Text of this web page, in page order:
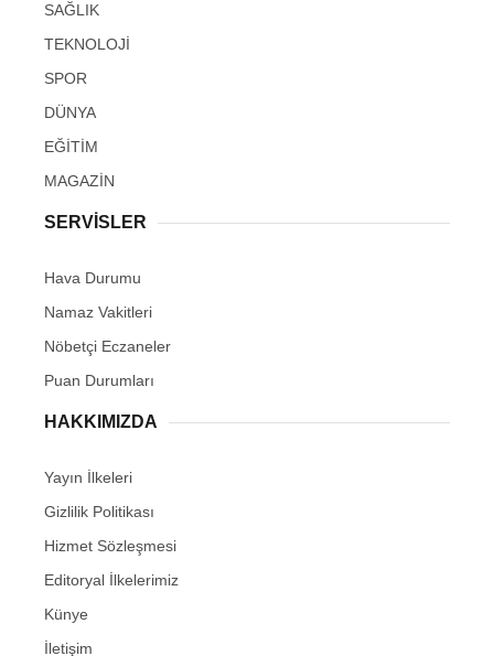
SAĞLIK
TEKNOLOJİ
SPOR
DÜNYA
EĞİTİM
MAGAZİN
SERVİSLER
Hava Durumu
Namaz Vakitleri
Nöbetçi Eczaneler
Puan Durumları
HAKKIMIZDA
Yayın İlkeleri
Gizlilik Politikası
Hizmet Sözleşmesi
Editoryal İlkelerimiz
Künye
İletişim